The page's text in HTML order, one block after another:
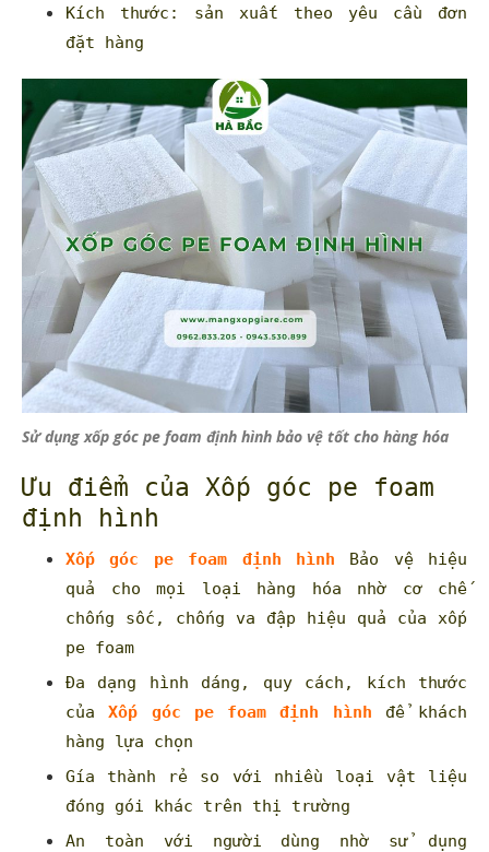
Kích thước: sản xuất theo yêu cầu đơn
đặt hàng
Sử dụng xốp góc pe foam định hình bảo vệ tốt cho hàng hóa
Ưu điểm của Xốp góc pe foam
định hình
Xốp góc pe foam định hình Bảo vệ hiệu
quả cho mọi loại hàng hóa nhờ cơ chế
chống sốc, chống va đập hiệu quả của xốp
pe foam
Đa dạng hình dáng, quy cách, kích thước
củaXốp góc pe foam định hình để khách
hàng lựa chọn
Gía thành rẻ so với nhiều loại vật liệu
đóng gói khác trên thị trường
An toàn với người dùng nhờ sử dụng